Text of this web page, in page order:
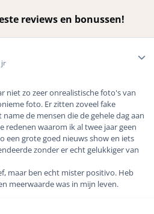
reviews en bonussen!
jr
niet zo zeer onrealistische foto's van
foto. Er zitten zoveel fake
de mensen die de gehele dag aan
redenen waarom ik al twee jaar geen
een grote goed nieuws show en iets
zonder er echt gelukkiger van
maar ben echt mister positivo. Heb
meerwaarde was in mijn leven.